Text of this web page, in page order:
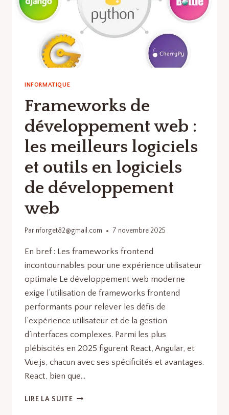
INFORMATIQUE
Frameworks de
développement web :
les meilleurs logiciels
et outils en logiciels
de développement
web
Par nforget82@gmail.com 7 novembre 2025
En bref : Les frameworks frontend
incontournables pour une expérience utilisateur
optimale Le développement web moderne
exige l’utilisation de frameworks frontend
performants pour relever les défis de
l’expérience utilisateur et de la gestion
d’interfaces complexes. Parmi les plus
plébiscités en 2025 figurent React, Angular, et
Vue.js, chacun avec ses spécificités et avantages.
React, bien que…
LIRE LA SUITEFRAMEWORKS